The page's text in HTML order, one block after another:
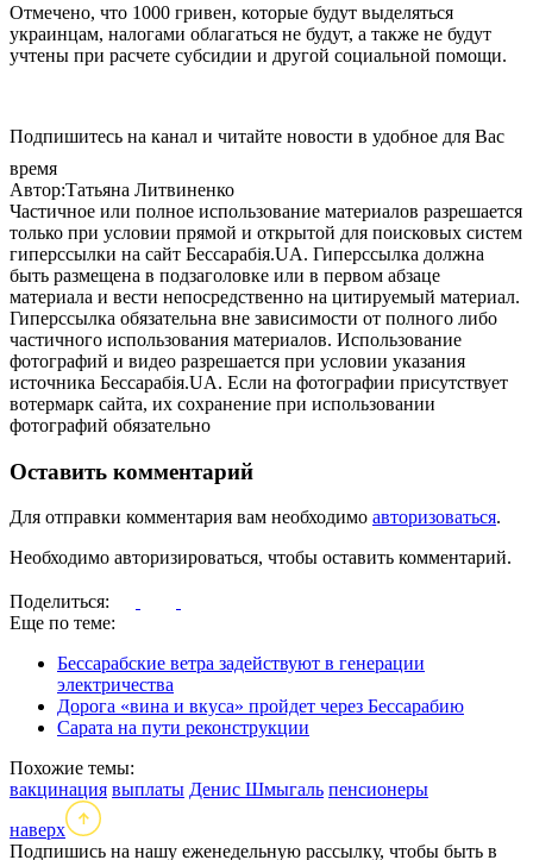
Отмечено, что 1000 гривен, которые будут выделяться
украинцам, налогами облагаться не будут, а также не будут
учтены при расчете субсидии и другой социальной помощи.
Подпишитесь на канал и читайте новости в удобное для Вас
время
Автор:Татьяна Литвиненко
Частичное или полное использование материалов разрешается
только при условии прямой и открытой для поисковых систем
гиперссылки на сайт Бессарабія.UA. Гиперссылка должна
быть размещена в подзаголовке или в первом абзаце
материала и вести непосредственно на цитируемый материал.
Гиперссылка обязательна вне зависимости от полного либо
частичного использования материалов. Использование
фотографий и видео разрешается при условии указания
источника Бессарабія.UA. Если на фотографии присутствует
вотермарк сайта, их сохранение при использовании
фотографий обязательно
Оставить комментарий
Для отправки комментария вам необходимо авторизоваться.
Необходимо авторизироваться, чтобы оставить комментарий.
Поделиться:
Еще по теме:
Бессарабские ветра задействуют в генерации
электричества
Дорога «вина и вкуса» пройдет через Бессарабию
Сарата на пути реконструкции
Похожие темы:
вакцинация выплаты Денис Шмыгаль пенсионеры
наверх
Подпишись на нашу еженедельную рассылку, чтобы быть в